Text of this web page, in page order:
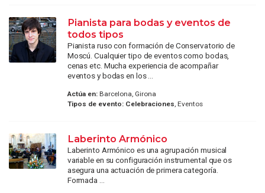
Pianista para bodas y eventos de
todos tipos
Pianista ruso con formación de Conservatorio de
Moscú. Cualquier tipo de eventos como bodas,
cenas etc. Mucha experiencia de acompañar
eventos y bodas en los ...
Actúa en:Barcelona, Girona
Tipos de evento: Celebraciones, Eventos
Laberinto Armónico
Laberinto Armónico es una agrupación musical
variable en su configuración instrumental que os
asegura una actuación de primera categoría.
Formada ...